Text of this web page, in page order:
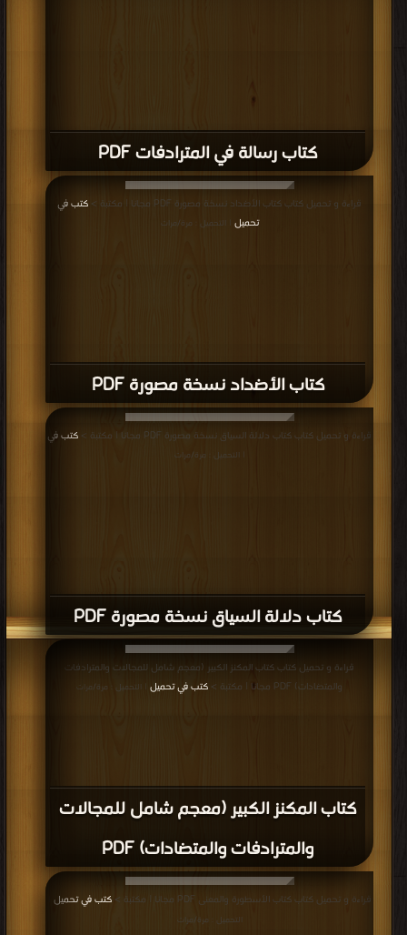
كتاب رسالة في المترادفات PDF
كتاب الأضداد نسخة مصورة PDF
قراءة و تحميل كتاب كتاب الأضداد نسخة مصورة PDF مجانا | مكتبة >
كتب في
تحميل
| التحميل : مرة/مرات
كتاب دلالة السياق نسخة مصورة PDF
قراءة و تحميل كتاب كتاب دلالة السياق نسخة مصورة PDF مجانا | مكتبة > كتب في
| التحميل : مرة/مرات
كتاب المكنز الكبير (معجم شامل للمجالات
والمترادفات والمتضادات) PDF
قراءة و تحميل كتاب كتاب المكنز الكبير (معجم شامل للمجالات والمترادفات
والمتضادات) PDF مجانا | مكتبة >
كتب في تحميل | التحميل : مرة/مرات
قراءة و تحميل كتاب كتاب الأسطورة والمعنى PDF مجانا | مكتبة > كتب في تحميل
التحميل : مرة/مرات